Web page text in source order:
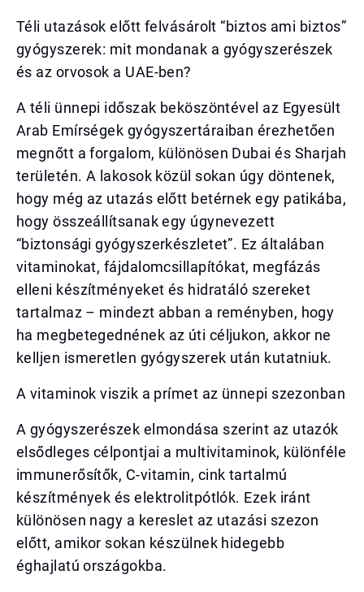
Téli utazások előtt felvásárolt “biztos ami biztos”
gyógyszerek: mit mondanak a gyógyszerészek
és az orvosok a UAE-ben?
A téli ünnepi időszak beköszöntével az Egyesült
Arab Emírségek gyógyszertáraiban érezhetően
megnőtt a forgalom, különösen Dubai és Sharjah
területén. A lakosok közül sokan úgy döntenek,
hogy még az utazás előtt betérnek egy patikába,
hogy összeállítsanak egy úgynevezett
“biztonsági gyógyszerkészletet”. Ez általában
vitaminokat, fájdalomcsillapítókat, megfázás
elleni készítményeket és hidratáló szereket
tartalmaz – mindezt abban a reményben, hogy
ha megbetegednének az úti céljukon, akkor ne
kelljen ismeretlen gyógyszerek után kutatniuk.
A vitaminok viszik a prímet az ünnepi szezonban
A gyógyszerészek elmondása szerint az utazók
elsődleges célpontjai a multivitaminok, különféle
immunerősítők, C-vitamin, cink tartalmú
készítmények és elektrolitpótlók. Ezek iránt
különösen nagy a kereslet az utazási szezon
előtt, amikor sokan készülnek hidegebb
éghajlatú országokba.